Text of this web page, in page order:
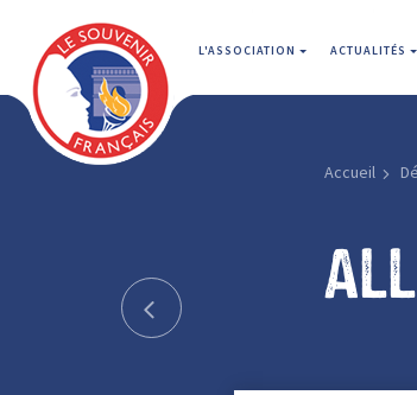
L'ASSOCIATION ACTUALITÉS
Accueil